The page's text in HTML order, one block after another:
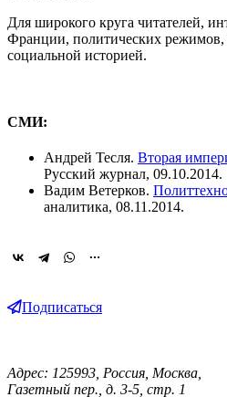
Для широкого круга читателей,
Франции, политических
социальной историей.
СМИ:
Андрей Тесля. Вторая
Русский журнал, 09.10.2014.
Вадим Ветерков.
аналитика, 08.11.2014.
Подписаться
Адрес: 125993, Россия, Москва,
Газетный пер., д. 3-5, стр. 1